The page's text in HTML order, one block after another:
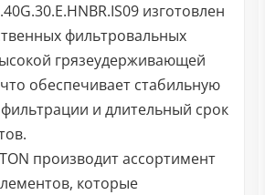
изготовлен
фильтровальных
грязеудерживающей
обеспечивает стабильную
и длительный срок
производит ассортимент
которые